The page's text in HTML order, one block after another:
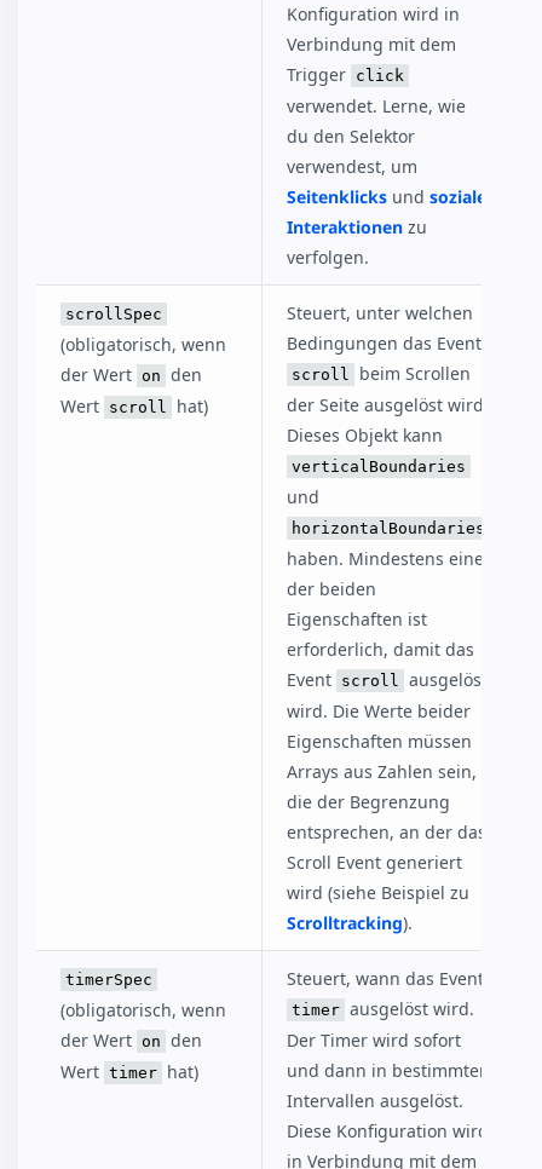
Konfiguration wird in
Verbindung mit dem
Trigger click
verwendet. Lerne, wie
du den Selektor
verwendest, um
Seitenklicks und soziale
Interaktionen zu
verfolgen.
scrollSpec
(obligatorisch, wenn
der Wert on den
Wert scroll hat)
Steuert, unter welchen
Bedingungen das Event
scroll
beim Scrollen
der Seite ausgelöst wird.
Dieses Objekt kann
verticalBoundaries
und
horizontalBoundaries
haben. Mindestens eine
der beiden
Eigenschaften ist
erforderlich, damit das
Event scroll
ausgelöst
wird. Die Werte beider
Eigenschaften müssen
Arrays aus Zahlen sein,
die der Begrenzung
entsprechen, an der das
Scroll Event generiert
wird (siehe Beispiel zu
Scrolltracking).
timerSpec
(obligatorisch, wenn
der Wert on den
Wert timer hat)
Steuert, wann das Event
timer ausgelöst wird.
Der Timer wird sofort
und dann in bestimmten
Intervallen ausgelöst.
Diese Konfiguration wird
in Verbindung mit dem